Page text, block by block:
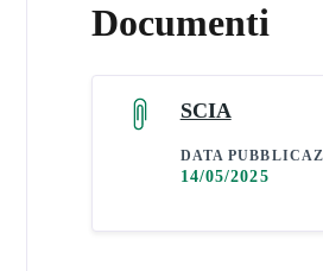
Documenti
SCIA
DATA
14/05/2025